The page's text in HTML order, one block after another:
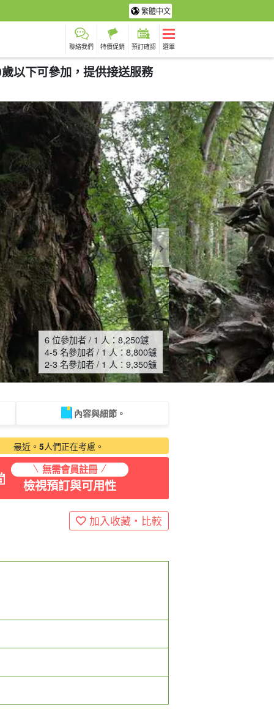
繁體中文
聯絡我們 特價促銷 預訂確認 選單
以下可參加，提供接送服務
6 位參加者 / 1 人： 8,250鑢
4-5 名參加者 / 1 人：8,800鑢
2-3 名參加者 / 1 人： 9,350鑢
攝影之旅
內容與細節。
最近。 5人們正在考慮。
無需會員註冊
檢視預訂與可用性
加入收藏・比較